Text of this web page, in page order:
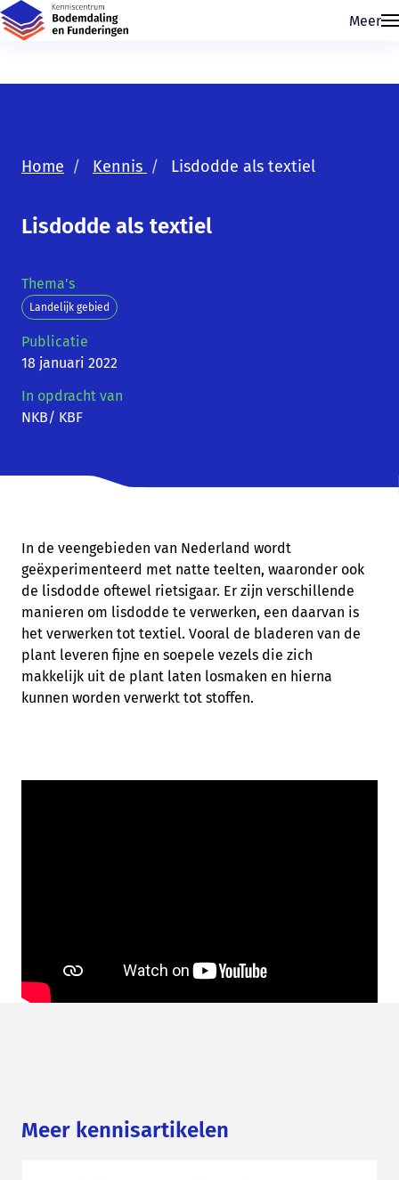
Skip navigatie
Meer
Home Kennis Lisdodde als textiel
Lisdodde als textiel
Thema's
Landelijk gebied
Publicatie
18 januari 2022
In opdracht van
NKB/ KBF
In de veengebieden van Nederland wordt
geëxperimenteerd met natte teelten, waaronder ook
de lisdodde oftewel rietsigaar. Er zijn verschillende
manieren om lisdodde te verwerken, een daarvan is
het verwerken tot textiel. Vooral de bladeren van de
plant leveren fijne en soepele vezels die zich
makkelijk uit de plant laten losmaken en hierna
kunnen worden verwerkt tot stoffen.
Meer kennisartikelen